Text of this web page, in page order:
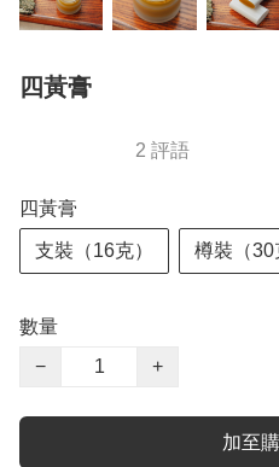
四黃膏
2 評語
四黃膏
支裝（16克） 樽裝（30
數量
−
+
加至